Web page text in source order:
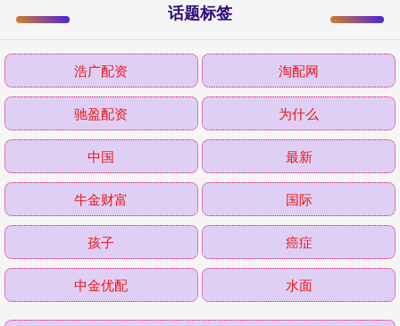
话题标签
浩广配资 淘配网
驰盈配资 为什么
中国 最新
牛金财富 国际
孩子 癌症
中金优配 水面